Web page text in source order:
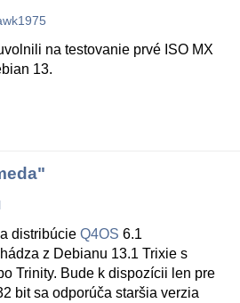
na testovanie prvé ISO MX
13.
distribúcie Q4OS 6.1
z Debianu 13.1 Trixie s
Trinity. Bude k dispozícii len pre
bit sa odporúča staršia verzia